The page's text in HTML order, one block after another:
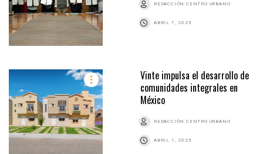
REDACCIÓN CENTRO URBANO
ABRIL 7, 2025
Vinte impulsa el desarrollo de
comunidades integrales en
México
REDACCIÓN CENTRO URBANO
ABRIL 7, 2025